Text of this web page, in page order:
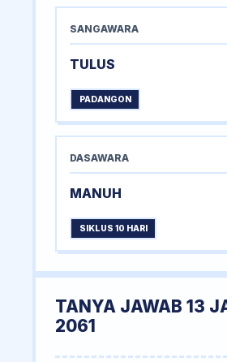
SANGAWARA
TULUS
PADANGON
DASAWARA
MANUH
SIKLUS 10 HARI
TANYA JAWAB 13
2061